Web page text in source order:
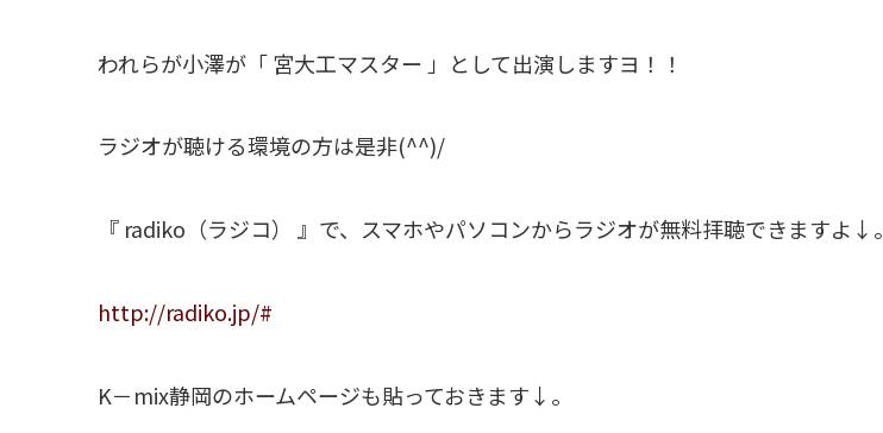
われらが小澤が「 宮大工マスター 」として出演しますヨ！！
ラジオが聴ける環境の方は是非(^^)/
『 radiko（ラジコ） 』で、スマホやパソコンからラジオが無料拝聴できますよ↓。
http://radiko.jp/#
K－mix静岡のホームページも貼っておきます↓。